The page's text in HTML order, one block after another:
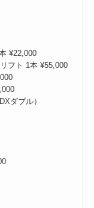
¥22,000
フト 1本 ¥55,000
ダブル）